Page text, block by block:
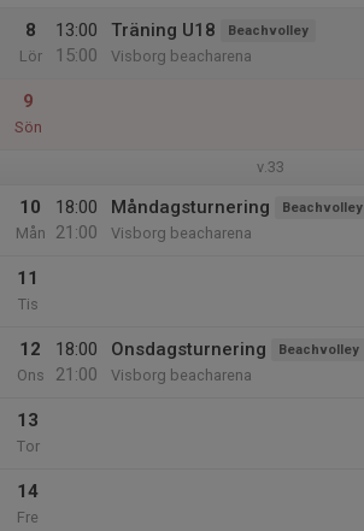
8
Lör
13:00
15:00
Träning U18 Beachvolley
Visborg beacharena
9
Sön
v.33
10
Mån
18:00
21:00
Måndagsturnering Beachvolley
Visborg beacharena
11
Tis
12
Ons
18:00
21:00
Onsdagsturnering Beachvolley
Visborg beacharena
13
Tor
14
Fre